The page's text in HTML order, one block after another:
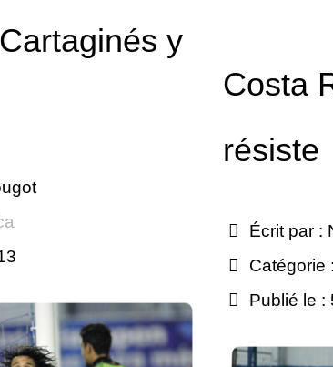
y
Costa
résiste
Écrit par :
Catégorie :
Publié le :